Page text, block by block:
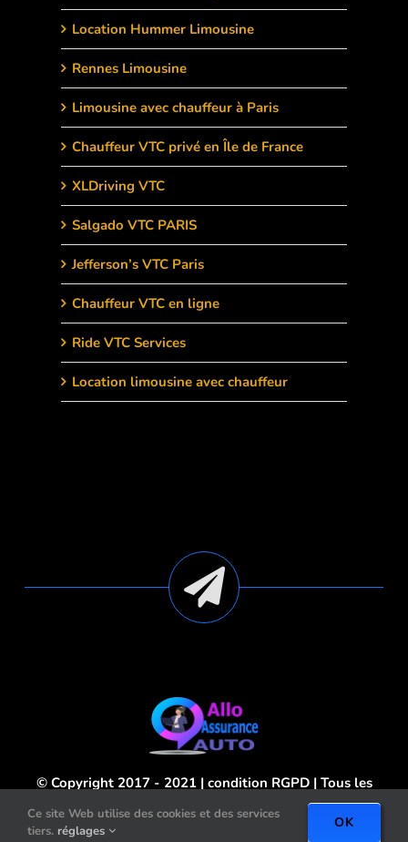
Location Hummer Limousine
Rennes Limousine
Limousine avec chauffeur à Paris
Chauffeur VTC privé en Île de France
XLDriving VTC
Salgado VTC PARIS
Jefferson’s VTC Paris
Chauffeur VTC en ligne
Ride VTC Services
Location limousine avec chauffeur
© Copyright 2017 - 2021 | condition RGPD| Tous les
Mention Légales
Ce site Web utilise des cookies et des services
tiers. réglages OK